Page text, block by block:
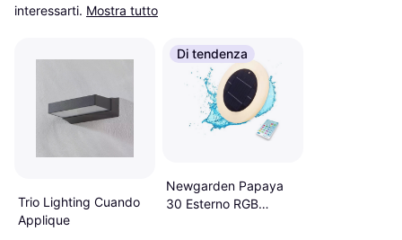
interessarti. Mostra tutto
Trio Lighting Cuando
Applique
Di tendenza
Newgarden Papaya
30 Esterno RGB